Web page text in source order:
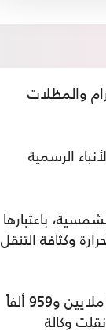
والمظلات
الأنباء الرسمية
باعتبارها
وكثافة التنقل
وبحسب الهيئة، بلغت واردات السعودية من المظلات الشمسية خلال عام 2025 نحو 5 ملايين و959 ألفاً
و127 مظلة، بحسب ما نقلت وكالة